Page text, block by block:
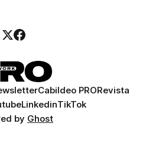
Cabildeo PRORevista
LinkedinTikTok
by Ghost